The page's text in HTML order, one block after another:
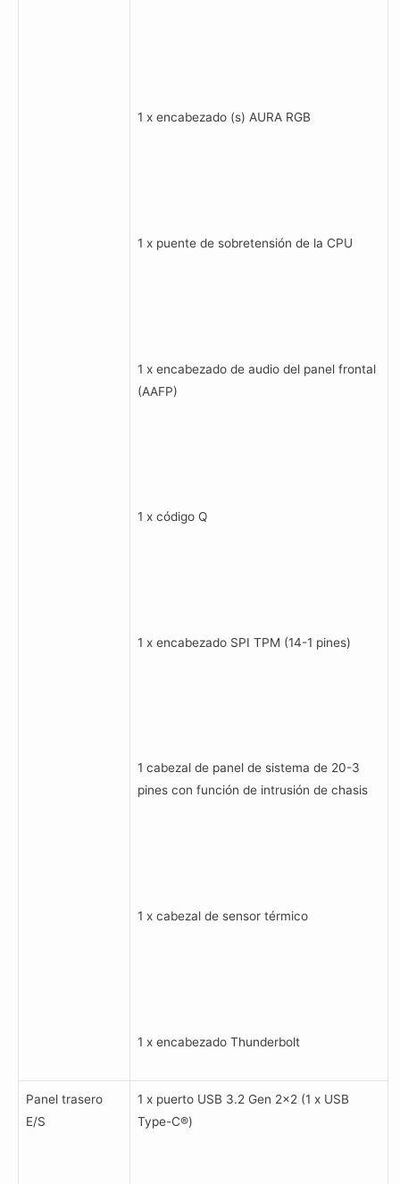
1 x encabezado (s) AURA RGB
1 x puente de sobretensión de la CPU
1 x encabezado de audio del panel frontal
(AAFP)
1 x código Q
1 x encabezado SPI TPM (14-1 pines)
1 cabezal de panel de sistema de 20-3
pines con función de intrusión de chasis
1 x cabezal de sensor térmico
1 x encabezado Thunderbolt
Panel trasero
E/S
1 x puerto USB 3.2 Gen 2×2 (1 x USB
Type-C®)